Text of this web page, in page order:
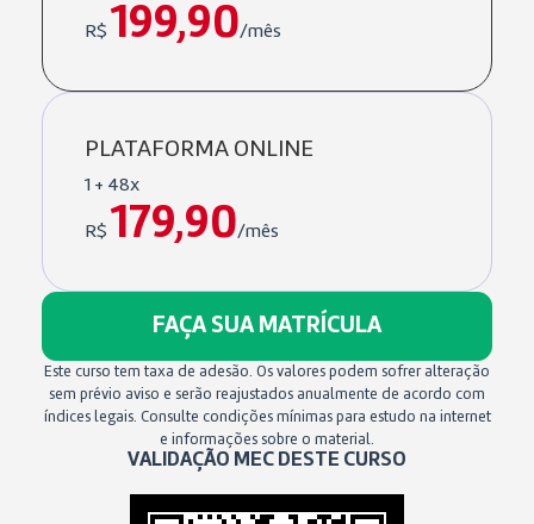
R$ 199,90/mês
PLATAFORMA ONLINE
1 + 48x
R$ 179,90/mês
FAÇA SUA MATRÍCULA
Este curso tem taxa de adesão. Os valores podem sofrer alteração
sem prévio aviso e serão reajustados anualmente de acordo com
índices legais. Consulte condições mínimas para estudo na internet
e informações sobre o material.
VALIDAÇÃO MEC DESTE CURSO